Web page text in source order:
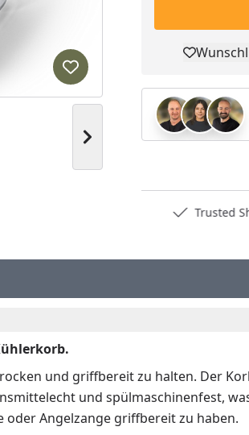
Nächstes Bild anzeigen
Produkt zur Wunschliste
Trusted
und griffbereit zu halten. Der
und spülmaschinenfest,
oder Angelzange griffbereit zu haben.